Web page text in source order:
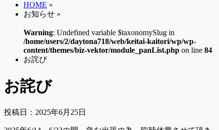
HOME »
お知らせ »
Warning: Undefined variable $taxonomySlug in
/home/users/2/daytona718/web/keitai-kaitori/wp/wp-
content/themes/biz-vektor/module_panList.php on line 84
お詫び
お詫び
投稿日：2025年6月25日